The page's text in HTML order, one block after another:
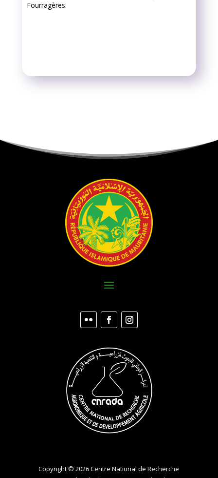
Fourragères.
Copyright © 2026 Centre National de Recherche